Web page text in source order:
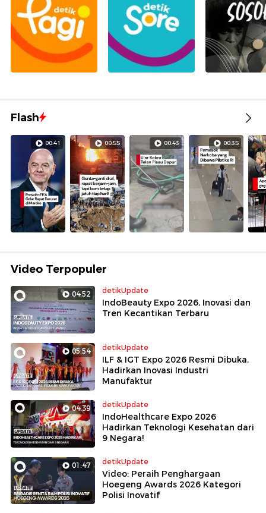
Flash
00:41 00:55 00:43 00:35
Video Terpopuler
04:52 detikUpdate
IndoBeauty Expo 2026, Inovasi dan
Tren Kecantikan Terbaru
05:54 detikUpdate
ILF & IGT Expo 2026 Resmi Dibuka,
Hadirkan Inovasi Industri
Manufaktur
04:39 detikUpdate
IndoHealthcare Expo 2026
Hadirkan Teknologi Kesehatan dari
9 Negara!
01:47 detikUpdate
Video: Peraih Penghargaan
Hoegeng Awards 2026 Kategori
Polisi Inovatif